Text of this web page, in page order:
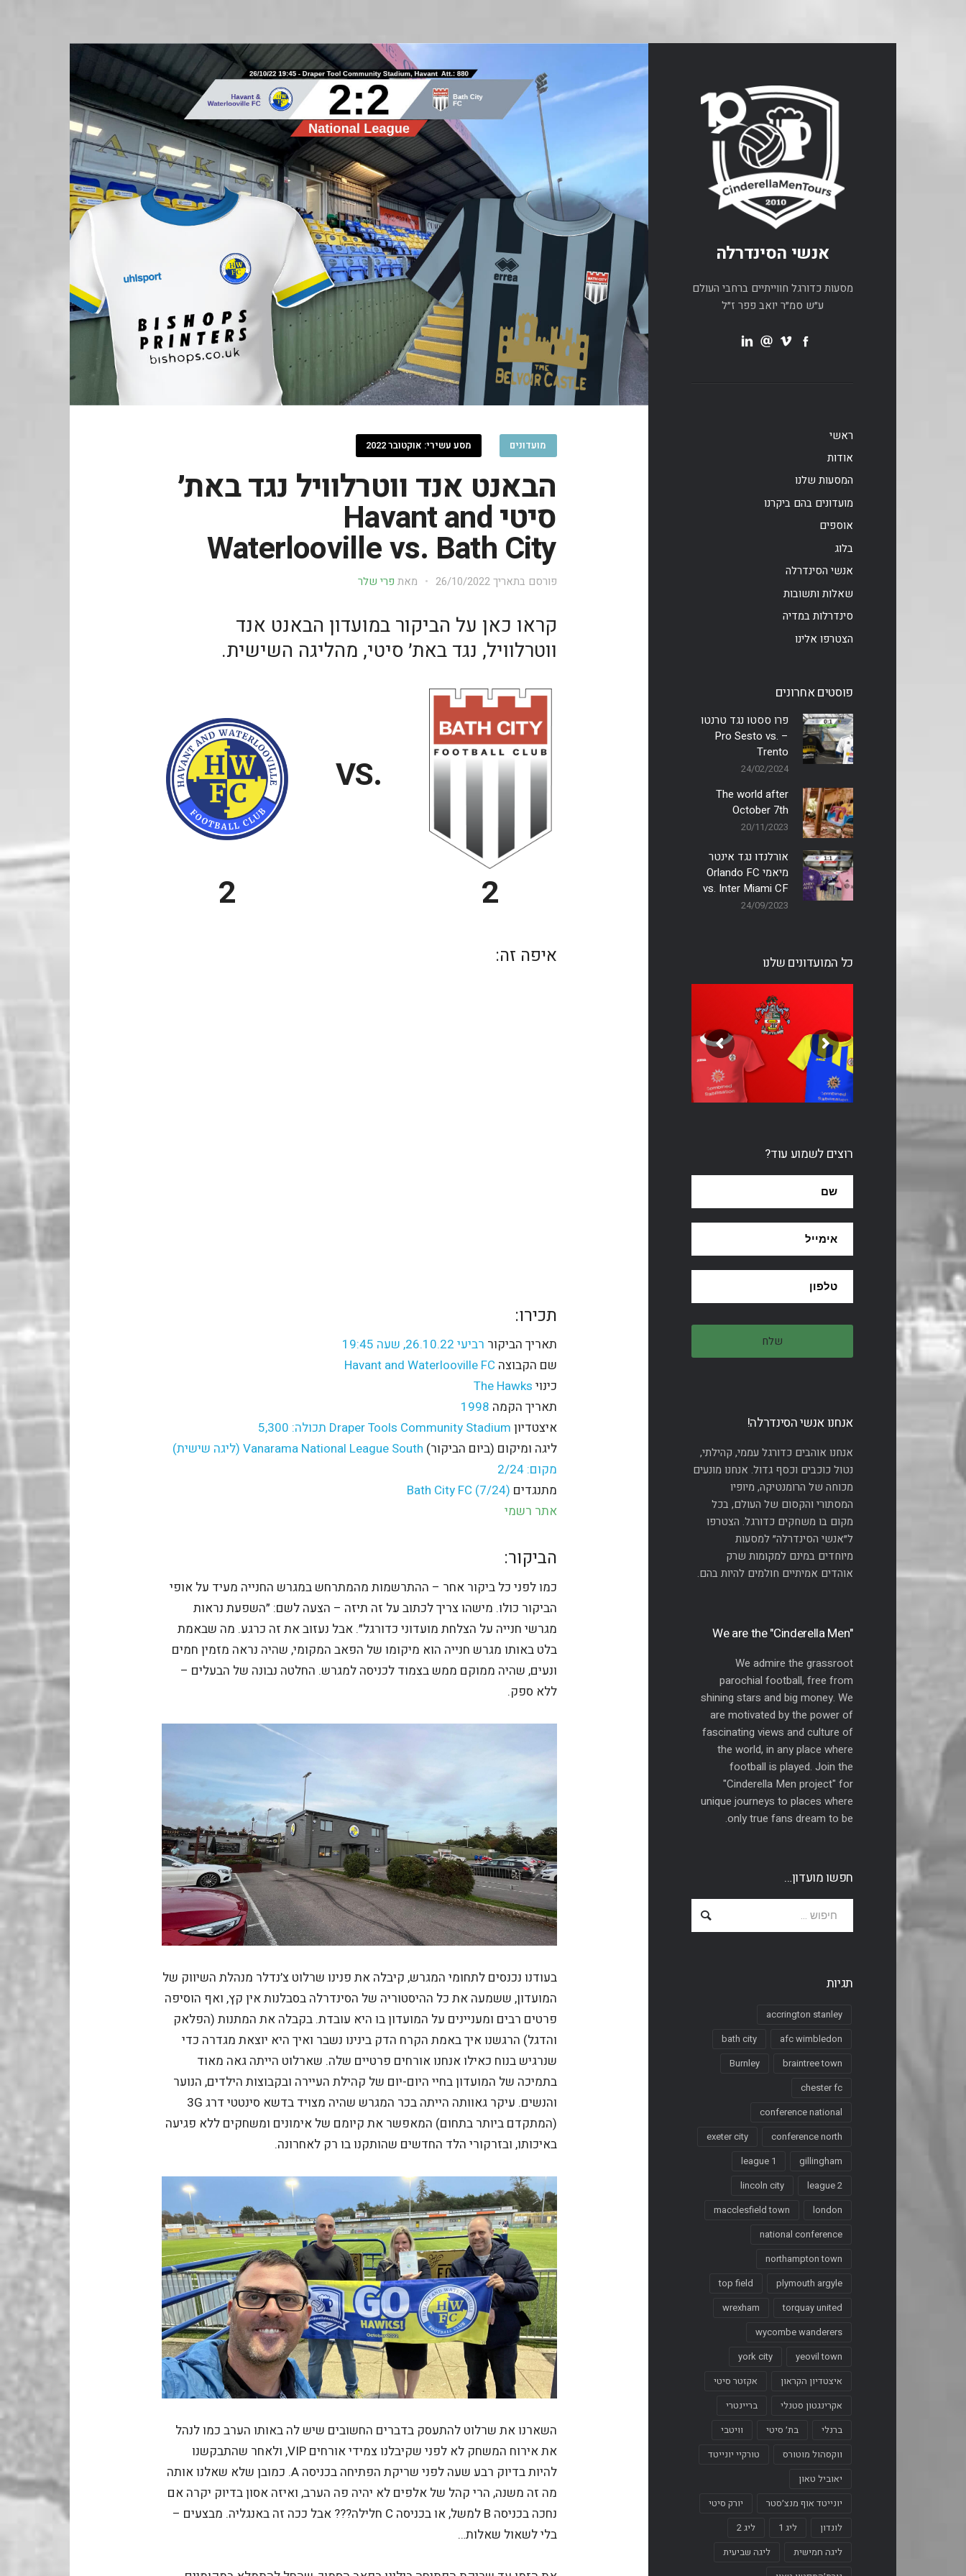
אנשי הסינדרלה
מסעות כדורגל חווייתיים ברחבי העולם
ע״ש סמ״ר יואב פפר ז״ל
ראשי
אודות
המסעות שלנו
מועדונים בהם ביקרנו
אוספים
בלוג
אנשי הסינדרלה
שאלות ותשובות
סינדרלות במדיה
הצטרפו אלינו
פוסטים אחרונים
פרו ססטו נגד טרנטו
– Pro Sesto vs.
Trento
24/02/2024
The world after
October 7th
20/11/2023
אורלנדו נגד אינטר
מיאמי Orlando FC
vs. Inter Miami CF
24/09/2023
כל המועדונים שלנו
רוצים לשמוע עוד?
אנחנו אנשי הסינדרלה!
אנחנו אוהבים כדורגל עממי, קהילתי,
נטול כוכבים וכסף גדול. אנחנו מונעים
מכוחה של הרומנטיקה, מיופיו
המסתורי והקסום של העולם, בכל
מקום בו משחקים כדורגל. הצטרפו
ל״אנשי הסינדרלה״ למסעות
מיוחדים במינם למקומות שרק
אוהדים אמיתיים חולמים להיות בהם.
"We are the "Cinderella Men
We admire the grassroot
parochial football, free from
shining stars and big money. We
are motivated by the power of
fascinating views and culture of
the world, in any place where
football is played. Join the
"Cinderella Men project" for
unique journeys to places where
only true fans dream to be.
חפשו מועדון…
תגיות
accrington stanley
afc wimbledon
bath city
braintree town
Burnley
chester fc
conference national
conference north
exeter city
gillingham
league 1
league 2
lincoln city
london
macclesfield town
national conference
northampton town
plymouth argyle
top field
torquay united
wrexham
wycombe wanderers
yeovil town
york city
איצטדיון הקראון
אקזטר סיטי
אקרינגטון סטנלי
בריינטרי
ברנלי
בת׳ סיטי
וויטבי
ווקסהול מוטורס
טורקיי יונייטד
יאוביל טאון
יונייטד אוף מנצ׳סטר
יורק סיטי
לונדון
ליג 1
ליג 2
ליגה חמישית
ליגה שביעית
מועדונים מסע עשירי: אוקטובר 2022
הבאנט אנד ווטרלוויל נגד באת׳
סיטי Havant and
Waterlooville vs. Bath City
פורסם בתאריך26/10/2022 מאת פרי שלר
קראו כאן על הביקור במועדון הבאנט אנד
ווטרלוויל, נגד באת׳ סיטי, מהליגה השישית.
.VS
2
2
איפה זה:
תכירו:
תאריך הביקור רביעי 26.10.22, שעה 19:45
שם הקבוצהHavant and Waterlooville FC
כינוי The Hawks
תאריך הקמה 1998
איצטדיון Draper Tools Community Stadium תכולה: 5,300
ליגה ומיקום (ביום הביקור)
Vanarama National League South (ליגה שישית)
מקום: 2/24
מתנגדים Bath City FC (7/24)
אתר רשמי
הביקור:
כמו לפני כל ביקור אחר – ההתרשמות מהמתרחש במגרש החנייה מעיד על אופי
הביקור כולו. מישהו צריך לכתוב על זה תיזה – הצעה לשם: ״השפעת נראות
מגרשי חנייה על הצלחת מועדוני כדורגל״. אבל נעזוב את זה כרגע. מה שבאמת
בלט באותו מגרש חנייה הוא מיקומו של הפאב המקומי, שהיה נראה מזמין חמים
ונעים, שהיה ממוקם ממש בצמוד לכניסה למגרש. החלטה נבונה של הבעלים –
ללא ספק.
בעודנו נכנסים לתחומי המגרש, קיבלה את פנינו שרלוט צ׳נדלר מנהלת השיווק של
המועדון, ששמעה את כל ההיסטוריה של הסינדרלה בסבלנות אין קץ, ואף הוסיפה
פרטים רבים ומעניינים על המועדון בו היא עובדת. בקבלה את המתנות (הפלאק
והדגל) הרגשנו איך באמת הקרח הדק בינינו נשבר ואיך היא יוצאת מגדרה כדי
שנרגיש בנוח כאילו אנחנו אורחים פרטיים שלה. שארלוט הייתה גאה מאוד
בתמיכה של המועדון בחיי היום-יום של קהילת העיירה ובקבוצות הילדים, הנוער
והנשים. עיקר גאוותה הייתה בכר המגרש שהיה מצויד בדשא סינטטי דרג 3G
(המתקדם ביותר בתחום) המאפשר את קיומם של אימונים ומשחקים ללא פגיעה
באיכותו, ובזרקורי הלד החדשים שהותקנו בו רק לאחרונה.
השארנו את שרלוט להתעסק בדברים החשובים שיש לה באותו הערב כמו לנהל
את אירוח המשחק לא לפני שקיבלנו צמידי אורחים VIP, ולאחר שהתבקשנו
להיות בדיוק רבע שעה לפני שריקת הפתיחה בכניסה A. כמובן שלא שאלנו אותה
מה זה משנה, הרי קהל של אלפים לא יהיה פה הערב, ואיזה אסון בדיוק יקרה אם
נחכה בכניסה B למשל, או בכניסה C חלילה??? אבל ככה זה באנגליה. מבצעים –
בלי לשאול שאלות…